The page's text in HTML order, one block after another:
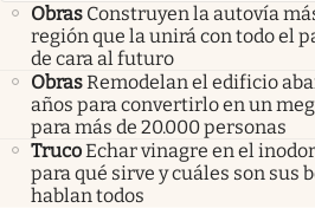
Obras Construyen la autovía
región que la unirá con todo el
de cara al futuro
ObrasRemodelan el edificio
años para convertirlo en un
para más de 20.000 personas
TrucoEchar vinagre en el
para qué sirve y cuáles son sus
hablan todos